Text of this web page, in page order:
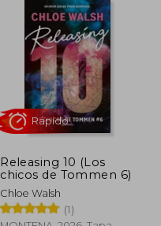
Rápido
Releasing 10 (Los
chicos de Tommen 6)
Chloe Walsh
(1)